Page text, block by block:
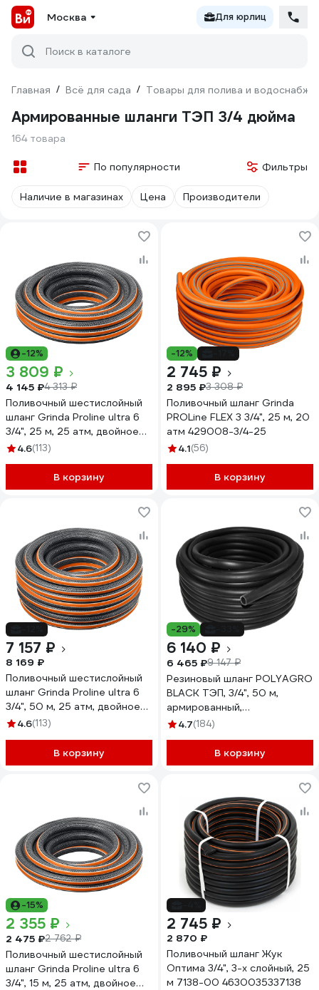
Москва Для юрлиц
Поиск в каталоге
Главная / Всё для сада / Товары для полива и
Армированные шланги ТЭП 3/4 дюйма
164 товара
По популярности Фильтры
Наличие в магазинах Цена Производители
-12%
3 809 ₽
4 145 ₽4 313 ₽
Поливочный шестислойный
шланг Grinda Proline ultra 6
3/4", 25 м, 25 атм, двойное
армирование 429009-3/4-
4.6(113)
В корзину
-12%
2 745 ₽
2 895 ₽3 308 ₽
Поливочный шланг Grinda
PROLine FLEX 3 3/4", 25 м, 20
атм 429008-3/4-25
4.1(56)
В корзину
7 157 ₽
8 169 ₽
Поливочный шестислойный
шланг Grinda Proline ultra 6
3/4", 50 м, 25 атм, двойное
армирование 429009-3/4-
4.6(113)
В корзину
-29%
6 140 ₽
6 465 ₽9 147 ₽
Резиновый шланг POLYAGRO
BLACK ТЭП, 3/4", 50 м,
армированный,
морозостойкий 7558150
4.7(184)
В корзину
-15%
2 355 ₽
2 475 ₽2 762 ₽
Поливочный шестислойный
шланг Grinda Proline ultra 6
3/4", 15 м, 25 атм, двойное
2 745 ₽
2 870 ₽
Поливочный шланг Жук
Оптима 3/4", 3-х слойный, 25
м 7138-00 4630035337138